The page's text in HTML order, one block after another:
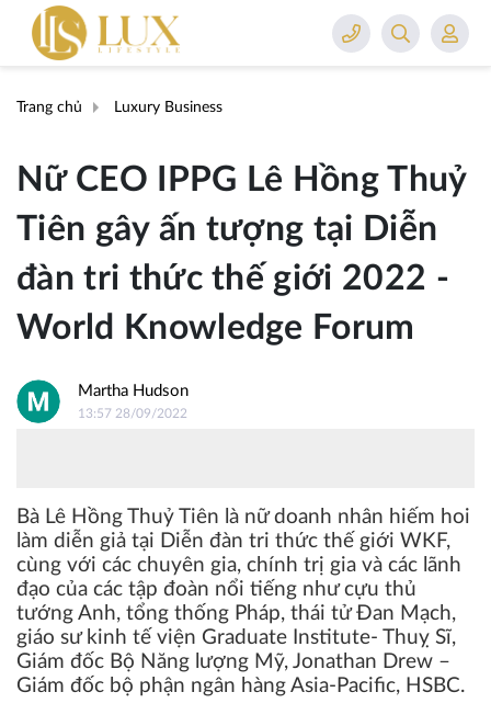
Trang chủ Luxury Business
Nữ CEO IPPG Lê Hồng Thuỷ
Tiên gây ấn tượng tại Diễn
đàn tri thức thế giới 2022 -
World Knowledge Forum
Martha Hudson
13:57 28/09/2022
Bà Lê Hồng Thuỷ Tiên là nữ doanh nhân hiếm hoi
làm diễn giả tại Diễn đàn tri thức thế giới WKF,
cùng với các chuyên gia, chính trị gia và các lãnh
đạo của các tập đoàn nổi tiếng như cựu thủ
tướng Anh, tổng thống Pháp, thái tử Đan Mạch,
giáo sư kinh tế viện Graduate Institute- Thuỵ Sĩ,
Giám đốc Bộ Năng lượng Mỹ, Jonathan Drew –
Giám đốc bộ phận ngân hàng Asia-Pacific, HSBC.